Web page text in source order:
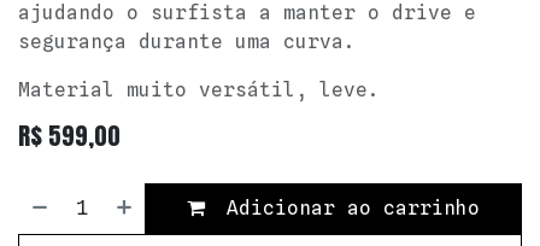
ajudando o surfista a manter o drive e
segurança durante uma curva.
Material muito versátil, leve.
R$599,00
Adicionar ao carrinho